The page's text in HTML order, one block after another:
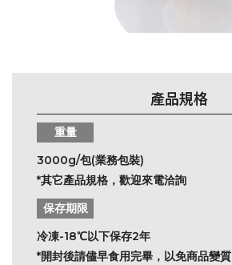
產品規格
重量
3000g/包(業務包裝)
*其它產品規格，歡迎來電洽詢
保存期限
冷凍-18℃以下保存2年
*開封後請儘早食用完畢，以免商品變質